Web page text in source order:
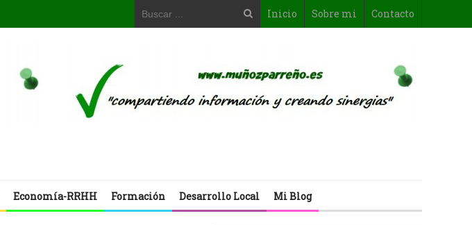
Inicio Sobre mi Contacto
Economía-RRHH Formación Desarrollo Local Mi Blog